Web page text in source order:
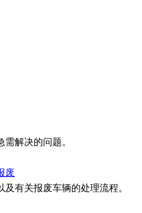
解决的问题。
废
有关报废车辆的处理流程。